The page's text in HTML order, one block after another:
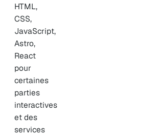
HTML,
CSS,
JavaScript,
Astro,
React
pour
certaines
parties
interactives
et des
services